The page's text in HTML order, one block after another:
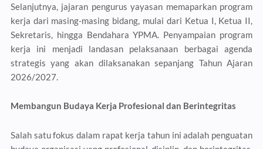
Selanjutnya, jajaran pengurus yayasan memaparkan program
kerja dari masing-masing bidang, mulai dari Ketua I, Ketua II,
Sekretaris, hingga Bendahara YPMA. Penyampaian program
kerja ini menjadi landasan pelaksanaan berbagai agenda
strategis yang akan dilaksanakan sepanjang Tahun Ajaran
2026/2027.
Membangun Budaya Kerja Profesional dan Berintegritas
Salah satu fokus dalam rapat kerja tahun ini adalah penguatan